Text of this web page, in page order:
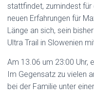
stattfindet, zumindest
neuen Erfahrungen für
Länge an sich, sein
Ultra Trail in Slowenien
Am 13.06 um 23:00 Uhr,
Im Gegensatz zu vielen
bei der Familie unter